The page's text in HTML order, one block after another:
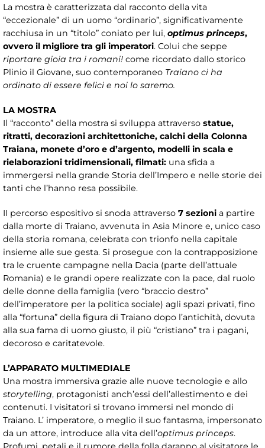
La mostra è caratterizzata dal racconto della vita
“eccezionale” di un uomo “ordinario”, significativamente
racchiusa in un “titolo” coniato per lui, optimus princeps,
ovvero il migliore tra gli imperatori. Colui che seppe
riportare gioia tra i romani! come ricordato dallo storico
Plinio il Giovane, suo contemporaneo Traiano ci ha
ordinato di essere felici e noi lo saremo.
LA MOSTRA
Il “racconto” della mostra si sviluppa attraverso statue,
ritratti, decorazioni architettoniche, calchi della Colonna
Traiana, monete d’oro e d’argento, modelli in scala e
rielaborazioni tridimensionali, filmati: una sfida a
immergersi nella grande Storia dell’Impero e nelle storie dei
tanti che l’hanno resa possibile.
II percorso espositivo si snoda attraverso 7 sezioni a partire
dalla morte di Traiano, avvenuta in Asia Minore e, unico caso
della storia romana, celebrata con trionfo nella capitale
insieme alle sue gesta. Si prosegue con la contrapposizione
tra le cruente campagne nella Dacia (parte dell’attuale
Romania) e le grandi opere realizzate con la pace, dal ruolo
delle donne della famiglia (vero “braccio destro”
dell’imperatore per la politica sociale) agli spazi privati, fino
alla “fortuna” della figura di Traiano dopo l’antichità, dovuta
alla sua fama di uomo giusto, il più “cristiano” tra i pagani,
decoroso e caritatevole.
L’APPARATO MULTIMEDIALE
Una mostra immersiva grazie alle nuove tecnologie e allo
storytelling, protagonisti anch’essi dell’allestimento e dei
contenuti. I visitatori si trovano immersi nel mondo di
Traiano. L’ imperatore, o meglio il suo fantasma, impersonato
da un attore, introduce alla vita dell’optimus princeps.